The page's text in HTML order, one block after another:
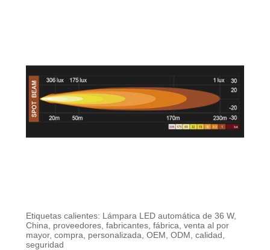
Etiquetas calientes: Lámpara LED automática de 36 W,
China, proveedores, fabricantes, fábrica, venta al por
mayor, compra, personalizada, OEM, ODM, calidad,
seguridad